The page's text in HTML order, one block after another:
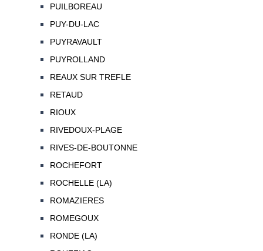
PUILBOREAU
PUY-DU-LAC
PUYRAVAULT
PUYROLLAND
REAUX SUR TREFLE
RETAUD
RIOUX
RIVEDOUX-PLAGE
RIVES-DE-BOUTONNE
ROCHEFORT
ROCHELLE (LA)
ROMAZIERES
ROMEGOUX
RONDE (LA)